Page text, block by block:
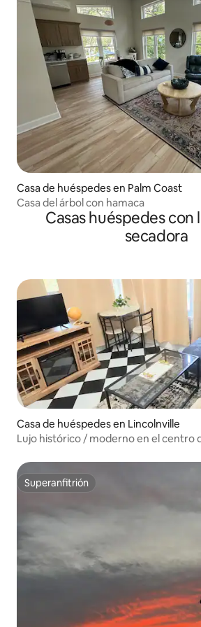
Casa de huéspedes en Palm Coast
Casa del árbol con hamaca
Casas huéspedes con
secadora
Casa de huéspedes en Lincolnville
Lujo histórico / moderno en el centro
Superanfitrión
Superanfitrión